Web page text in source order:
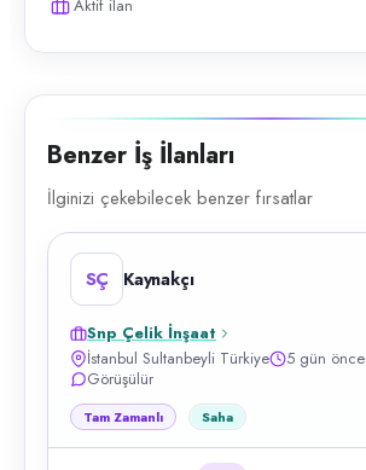
Aktif ilan
Benzer İş İlanları
İlginizi çekebilecek benzer fırsatlar
SÇ Kaynakçı
Snp Çelik İnşaat
İstanbul Sultanbeyli Türkiye
5 gün önce
Görüşülür
Tam Zamanlı Saha